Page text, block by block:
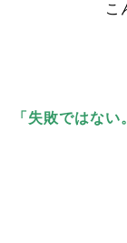
こ
「失敗ではな